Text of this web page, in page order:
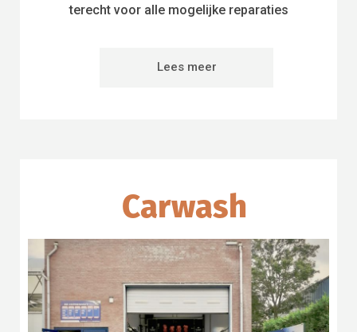
terecht voor alle mogelijke reparaties
Lees meer
Carwash